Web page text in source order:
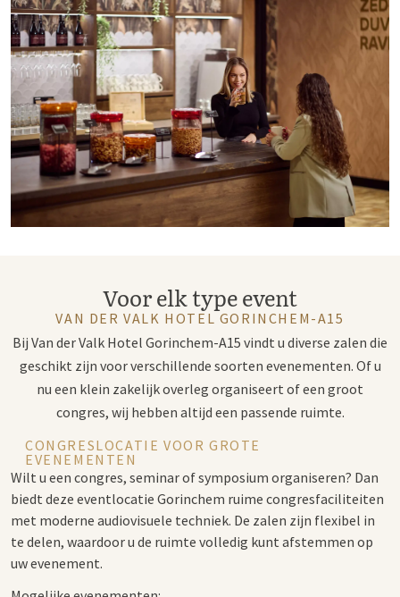
Voor elk type event
VAN DER VALK HOTEL GORINCHEM-A15
Bij Van der Valk Hotel Gorinchem-A15 vindt u diverse zalen die
geschikt zijn voor verschillende soorten evenementen. Of u
nu een klein zakelijk overleg organiseert of een groot
congres, wij hebben altijd een passende ruimte.
CONGRESLOCATIE VOOR GROTE
EVENEMENTEN
Wilt u een congres, seminar of symposium organiseren? Dan
biedt deze eventlocatie Gorinchem ruime congresfaciliteiten
met moderne audiovisuele techniek. De zalen zijn flexibel in
te delen, waardoor u de ruimte volledig kunt afstemmen op
uw evenement.